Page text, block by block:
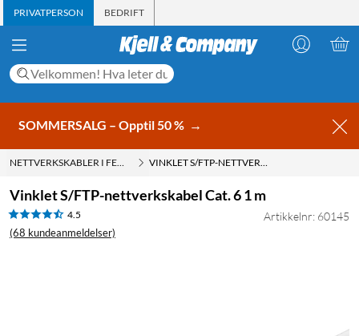
PRIVATPERSON BEDRIFT
SOMMERSALG – Opptil 50 % →
NETTVERKSKABLER I FERDIG LENGDE VINKLET S/FTP-NETTVERKSKABEL CAT. 6 1 M
Vinklet S/FTP-nettverkskabel Cat. 6 1 m
4.5
(68 kundeanmeldelser)
Artikkelnr: 60145